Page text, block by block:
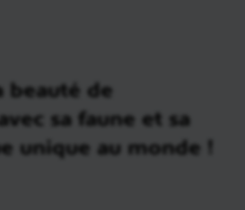
beauté de
sa faune et sa
unique au monde !